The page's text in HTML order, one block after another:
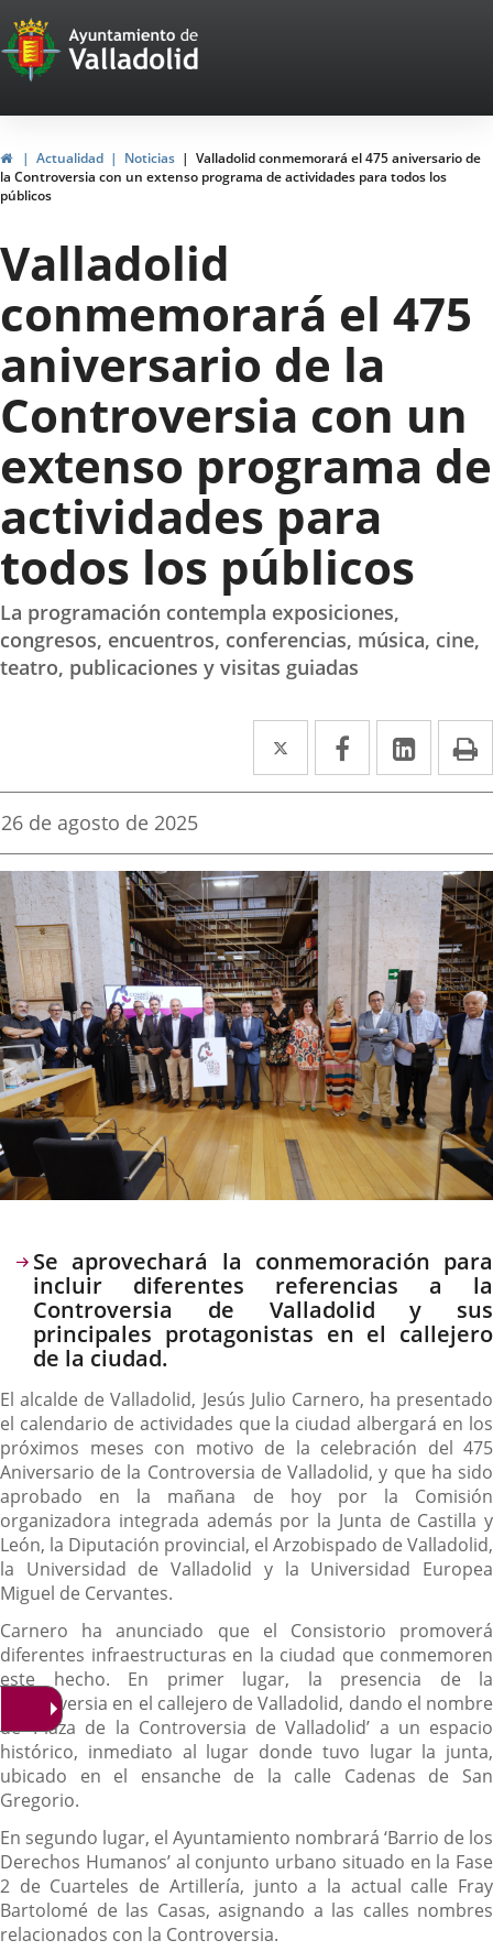
Portal
Web
del
Ayuntamiento
de
Valladolid
HomeActualidad Noticias
Valladolid conmemorará el 475 aniversario de
la Controversia con un extenso programa de actividades para todos los
públicos
Valladolid
conmemorará el 475
aniversario de la
Controversia con un
extenso programa de
actividades para
todos los públicos
La programación contempla exposiciones,
congresos, encuentros, conferencias, música, cine,
teatro, publicaciones y visitas guiadas
Twitter
Enlace
a
aplicación
externa.
Facebook
Enlace
a
aplicación
externa.
Enlace
a
Fecha
la
noticia
26 de agosto de 2025
Descripción
Se aprovechará la conmemoración para
incluir diferentes referencias a la
Controversia de Valladolid y sus
principales protagonistas en el callejero
de la ciudad.
El alcalde de Valladolid, Jesús Julio Carnero, ha presentado
el calendario de actividades que la ciudad albergará en los
próximos meses con motivo de la celebración del 475
Aniversario de la Controversia de Valladolid, y que ha sido
aprobado en la mañana de hoy por la Comisión
organizadora integrada además por la Junta de Castilla y
León, la Diputación provincial, el Arzobispado de Valladolid,
la Universidad de Valladolid y la Universidad Europea
Miguel de Cervantes.
Carnero ha anunciado que el Consistorio promoverá
diferentes infraestructuras en la ciudad que conmemoren
este hecho. En primer lugar, la presencia de la
Controversia en el callejero de Valladolid, dando el nombre
de ‘Plaza de la Controversia de Valladolid’ a un espacio
histórico, inmediato al lugar donde tuvo lugar la junta,
ubicado en el ensanche de la calle Cadenas de San
Gregorio.
En segundo lugar, el Ayuntamiento nombrará ‘Barrio de los
Derechos Humanos’ al conjunto urbano situado en la Fase
2 de Cuarteles de Artillería, junto a la actual calle Fray
Bartolomé de las Casas, asignando a las calles nombres
relacionados con la Controversia.